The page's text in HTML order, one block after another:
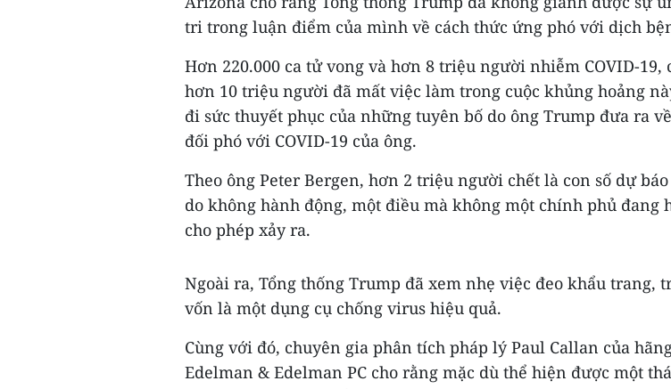
tri trong luận điểm của mình về cách thức ứng phó với dịch
Hơn 220.000 ca tử vong và hơn 8 triệu người nhiễm COVID-19,
hơn 10 triệu người đã mất việc làm trong cuộc khủng hoảng
đi sức thuyết phục của những tuyên bố do ông Trump đưa ra
đối phó với COVID-19 của ông.
Theo ông Peter Bergen, hơn 2 triệu người chết là con số dự
do không hành động, một điều mà không một chính phủ đang
cho phép xảy ra.
Ngoài ra, Tổng thống Trump đã xem nhẹ việc đeo khẩu trang,
vốn là một dụng cụ chống virus hiệu quả.
Cùng với đó, chuyên gia phân tích pháp lý Paul Callan của
Edelman & Edelman PC cho rằng mặc dù thể hiện được một